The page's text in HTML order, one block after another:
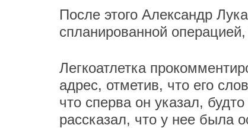
После этого Александр
спланированной
Легкоатлетка
адрес, отметив, что его
что сперва он указал,
рассказал, что у нее была